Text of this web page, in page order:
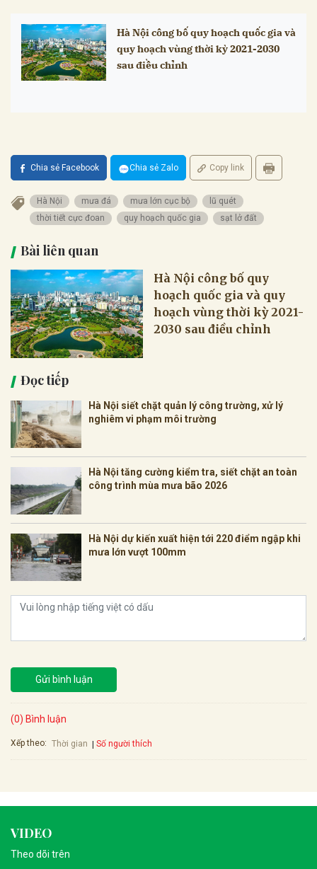
Hà Nội công bố quy hoạch quốc gia và
quy hoạch vùng thời kỳ 2021-2030
sau điều chỉnh
Chia sẻ Facebook Chia sẻ Zalo Copy link
Hà Nội mưa đá mưa lớn cục bộ
lũ quét
thời tiết cực đoan
quy hoạch quốc gia sạt lở đất
Bài liên quan
Hà Nội công bố quy
hoạch quốc gia và quy
hoạch vùng thời kỳ 2021-
2030 sau điều chỉnh
Đọc tiếp
Hà Nội siết chặt quản lý công trường, xử lý
nghiêm vi phạm môi trường
Hà Nội tăng cường kiểm tra, siết chặt an toàn
công trình mùa mưa bão 2026
Hà Nội dự kiến xuất hiện tới 220 điểm ngập khi
mưa lớn vượt 100mm
Gửi bình luận
(0) Bình luận
Xếp theo: Thời gian Số người thích
VIDEO
Theo dõi trên